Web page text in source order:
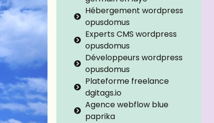
Hébergement wordpress
opusdomus
Experts CMS wordpress
opusdomus
Développeurs wordpress
opusdomus
Plateforme freelance
dgitags.io
Agence webflow blue
paprika